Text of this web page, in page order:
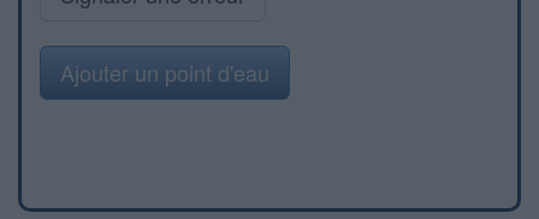
Ajouter un point d'eau